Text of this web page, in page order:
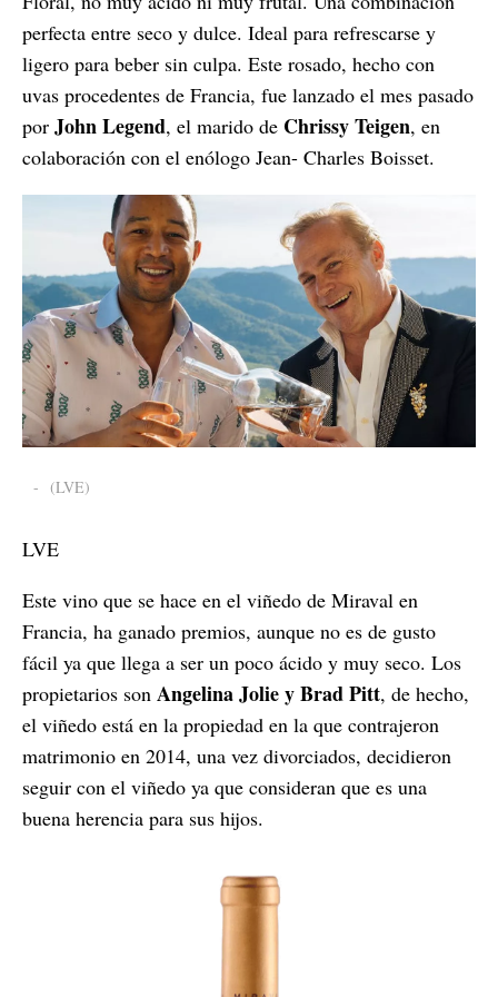
perfecta entre seco y dulce. Ideal para refrescarse y
ligero para beber sin culpa. Este rosado, hecho con
uvas procedentes de Francia, fue lanzado el mes pasado
por John Legend, el marido de Chrissy Teigen, en
colaboración con el enólogo Jean- Charles Boisset.
- (LVE)
LVE
Este vino que se hace en el viñedo de Miraval en
Francia, ha ganado premios, aunque no es de gusto
fácil ya que llega a ser un poco ácido y muy seco. Los
propietarios son Angelina Jolie y Brad Pitt, de hecho,
el viñedo está en la propiedad en la que contrajeron
matrimonio en 2014, una vez divorciados, decidieron
seguir con el viñedo ya que consideran que es una
buena herencia para sus hijos.